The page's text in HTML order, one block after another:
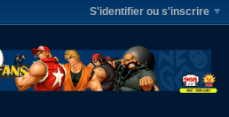
S'identifier ou s'inscrire